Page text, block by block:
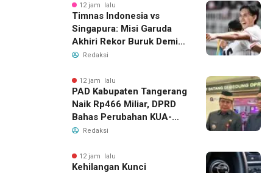
12 jam lalu
Timnas Indonesia vs
Singapura: Misi Garuda
Akhiri Rekor Buruk Demi
Tiket Semifinal Piala AFF
Redaksi
12 jam lalu
PAD Kabupaten Tangerang
Naik Rp466 Miliar, DPRD
Bahas Perubahan KUA-
PPAS 2026
Redaksi
12 jam lalu
Kehilangan Kunci